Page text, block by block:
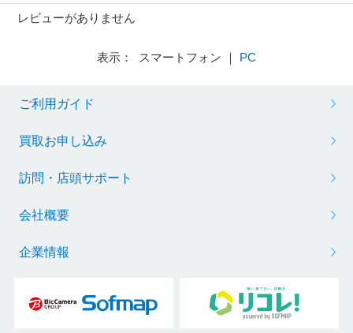
レビューがありません
表示： スマートフォン ｜ PC
ご利用ガイド
買取お申し込み
訪問・店頭サポート
会社概要
企業情報